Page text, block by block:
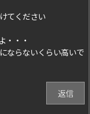
てください
・・・
ならないくらい高いで
返信